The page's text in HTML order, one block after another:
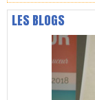
LES BLOGS